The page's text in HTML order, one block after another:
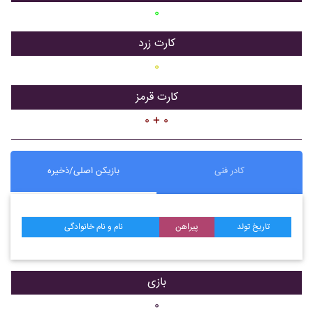
۰
کارت زرد
۰
کارت قرمز
۰ + ۰
بازیکن اصلی/ذخیره کادر فنی
نام و نام خانوادگی پیراهن تاریخ تولد
بازی
۰